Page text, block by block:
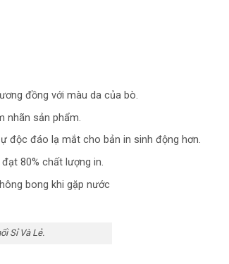
đồng với màu da của bò.
nhãn sản phẩm.
độc đáo lạ mắt cho bản in sinh động hơn.
80% chất lượng in.
bong khi gặp nước
Sỉ Và Lẻ.